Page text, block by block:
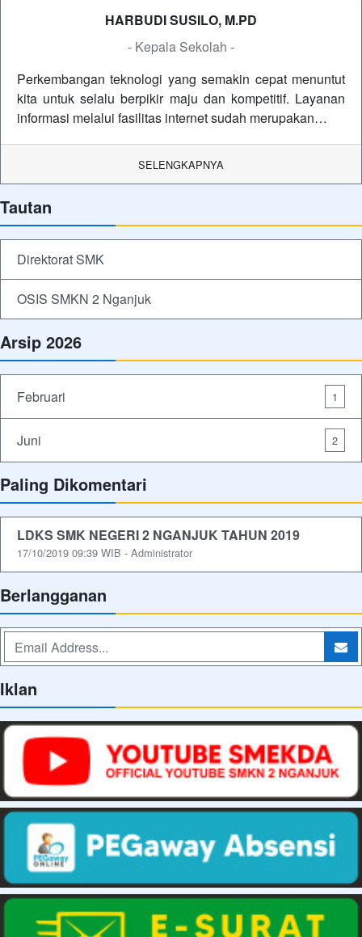
HARBUDI SUSILO, M.PD
- Kepala Sekolah -
Perkembangan teknologi yang semakin cepat menuntut
kita untuk selalu berpikir maju dan kompetitif. Layanan
informasi melalui fasilitas internet sudah merupakan…
SELENGKAPNYA
Tautan
Direktorat SMK
OSIS SMKN 2 Nganjuk
Arsip 2026
Februari 1
Juni 2
Paling Dikomentari
LDKS SMK NEGERI 2 NGANJUK TAHUN 2019
17/10/2019 09:39 WIB - Administrator
Berlangganan
Iklan